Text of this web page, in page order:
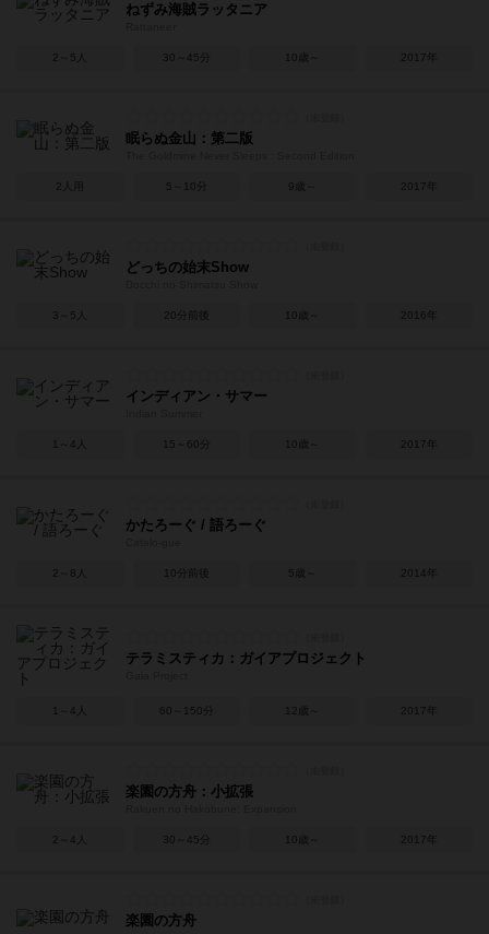
ねずみ海賊ラッタニア
2～5人 30～45分 10歳～ 2017年
眠らぬ金山：第二版
2人用 5～10分 9歳～ 2017年
どっちの始末Show
3～5人 20分前後 10歳～ 2016年
インディアン・サマー
1～4人 15～60分 10歳～ 2017年
かたろーぐ / 語ろーぐ
2～8人 10分前後 5歳～ 2014年
テラミスティカ：ガイアプロジェクト
1～4人 60～150分 12歳～ 2017年
楽園の方舟：小拡張
2～4人 30～45分 10歳～ 2017年
楽園の方舟